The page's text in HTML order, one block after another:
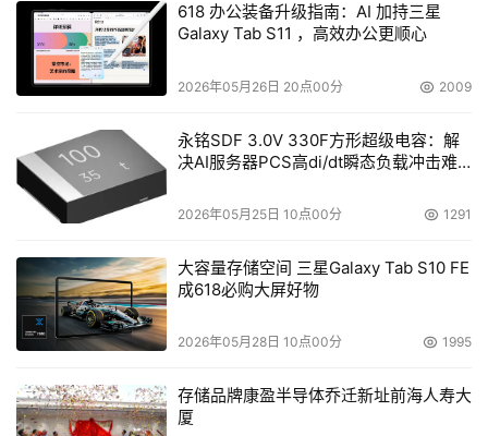
存储产品在使用中很难脱离服务器独立存在，行业客户
在选择相应的整体解决方案时，更倾向于选择服务器和存储
可以自身整合的产品。专业存储企业的产品类型过于单一，
应向全面和整合发展。
用户需求
电子邮件归档、NAS管理和广域网优化等将是新兴的存
储市场，厂商应予以关注。
618 办公装备升级指南：AI 加持三星
Galaxy Tab S11 ，高效办公更顺心
2026年05月26日 20点00分 2009
永铭SDF 3.0V 330F方形超级电容：解
决AI服务器PCS高di/dt瞬态负载冲击难
2026年05月25日 10点00分 1291
大容量存储空间 三星Galaxy Tab S10 FE
成618必购大屏好物
2026年05月28日 10点00分 1995
存储品牌康盈半导体乔迁新址前海人寿大
厦